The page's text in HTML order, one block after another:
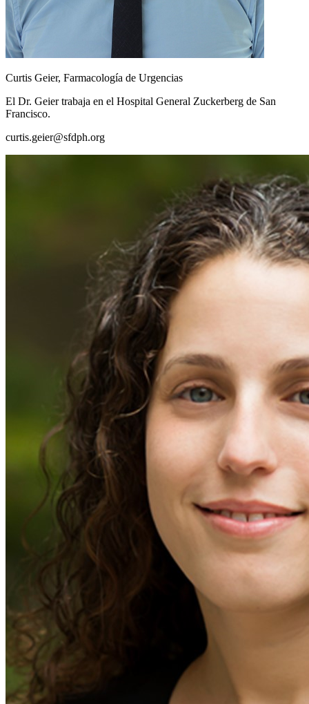
Curtis Geier, Farmacología de Urgencias
El Dr. Geier trabaja en el Hospital General Zuckerberg de San
Francisco.
curtis.geier@sfdph.org